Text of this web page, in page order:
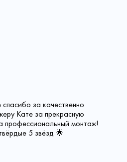
за качественно
Кате за прекрасную
профессиональный монтаж!
5 звёзд 🌟